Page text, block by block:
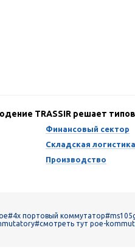
TRASSIR решает
Финансовый сектор
Складская логистика
Производство
#4х портовый коммутатор
#смотреть тут poe-